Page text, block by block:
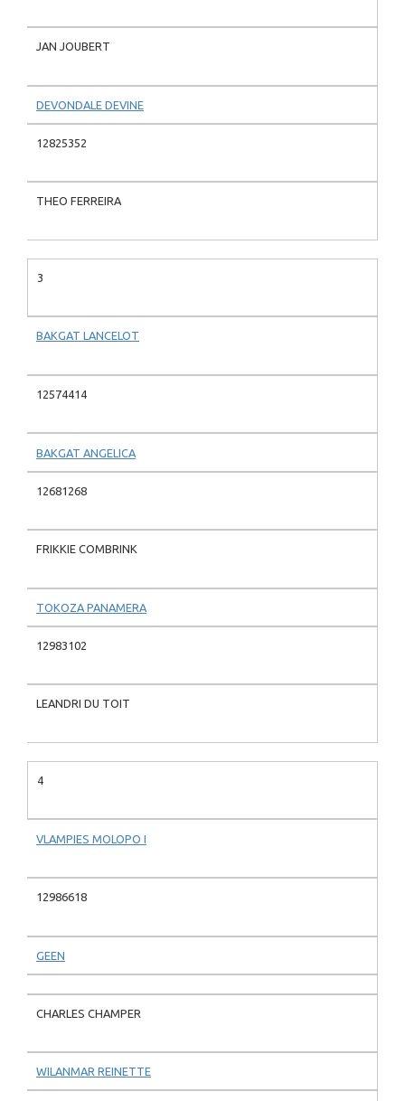
JAN JOUBERT
DEVONDALE DEVINE
12825352
THEO FERREIRA
3
BAKGAT LANCELOT
12574414
BAKGAT ANGELICA
12681268
FRIKKIE COMBRINK
TOKOZA PANAMERA
12983102
LEANDRI DU TOIT
4
VLAMPIES MOLOPO I
12986618
GEEN
CHARLES CHAMPER
WILANMAR REINETTE